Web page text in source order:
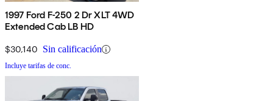
1997 Ford F-250 2 Dr XLT 4WD
Extended Cab LB HD
$30,140 Sin calificación
Incluye tarifas de conc.